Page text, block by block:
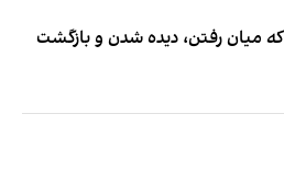
میان رفتن، دیده شدن و بازگشت